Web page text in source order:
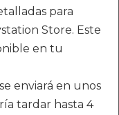
para
Store. Este
en tu
enviará en unos
tardar hasta 4